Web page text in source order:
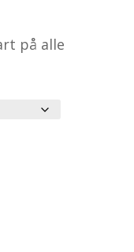
på alle